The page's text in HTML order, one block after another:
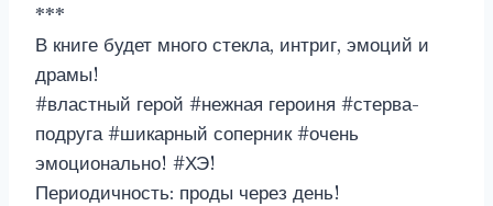
***
В книге будет много стекла, интриг, эмоций и
драмы!
#властный герой #нежная героиня #стерва-
подруга #шикарный соперник #очень
эмоционально! #ХЭ!
Периодичность: проды через день!